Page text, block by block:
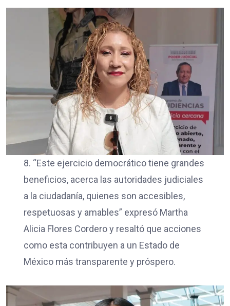
8. “Este ejercicio democrático tiene grandes
beneficios, acerca las autoridades judiciales
a la ciudadanía, quienes son accesibles,
respetuosas y amables” expresó Martha
Alicia Flores Cordero y resaltó que acciones
como esta contribuyen a un Estado de
México más transparente y próspero.